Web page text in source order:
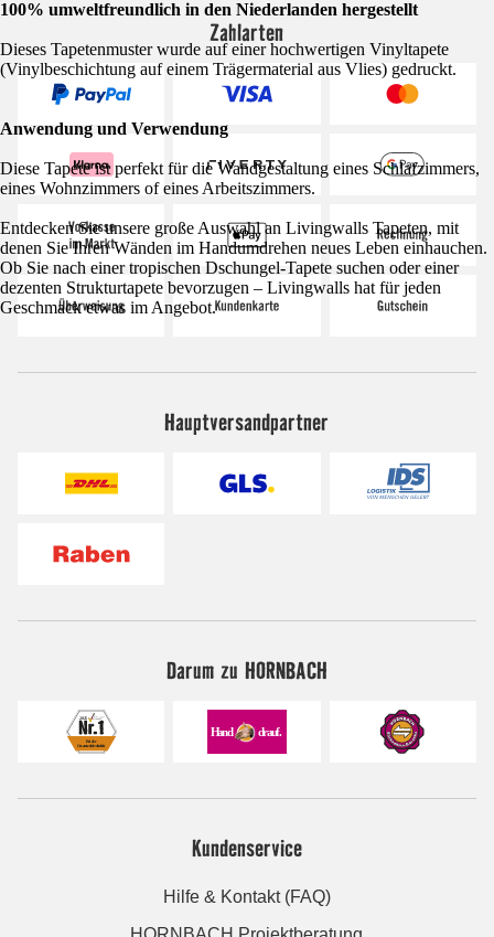
100% umweltfreundlich in den Niederlanden hergestellt
Dieses Tapetenmuster wurde auf einer hochwertigen Vinyltapete
(Vinylbeschichtung auf einem Trägermaterial aus Vlies) gedruckt.
Anwendung und Verwendung
Diese Tapete ist perfekt für die Wandgestaltung eines Schlafzimmers,
eines Wohnzimmers of eines Arbeitszimmers.
Entdecken Sie unsere große Auswahl an Livingwalls Tapeten, mit
denen Sie Ihren Wänden im Handumdrehen neues Leben einhauchen.
Ob Sie nach einer tropischen Dschungel-Tapete suchen oder einer
dezenten Strukturtapete bevorzugen – Livingwalls hat für jeden
Geschmack etwas im Angebot.
Zahlarten
Hauptversandpartner
Darum zu HORNBACH
Kundenservice
Hilfe & Kontakt (FAQ)